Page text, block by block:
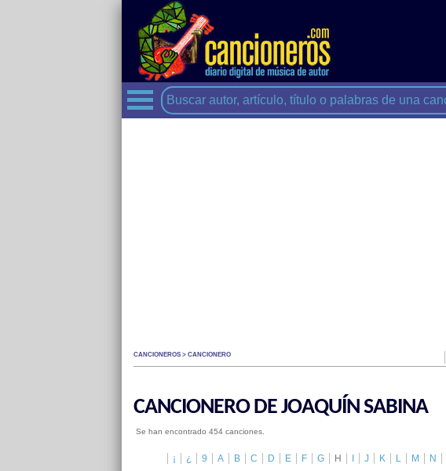
CANCIONEROS > CANCIONERO
CANCIONERO DE JOAQUÍN SABINA
Se han encontrado 454 canciones.
¡ ¿ 9 A B C D E F G H J K L M N